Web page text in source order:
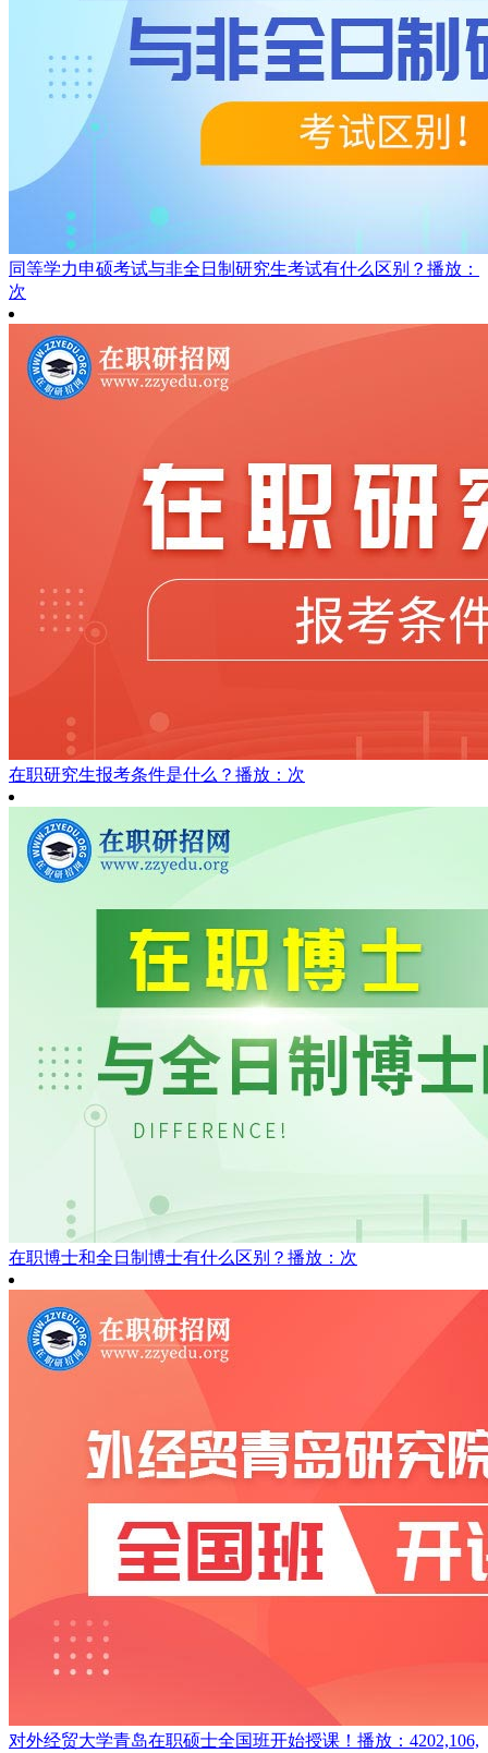
同等学力申硕考试与非全日制研究生考试有什么区别？ 播放：
次
在职研究生报考条件是什么？ 播放：次
在职博士和全日制博士有什么区别？ 播放：次
对外经贸大学青岛在职硕士全国班开始授课！ 播放：4202,106,